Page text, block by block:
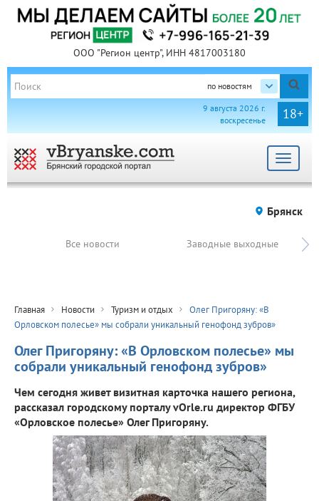
ООО "Регион центр", ИНН 4817003180
по новостям
18+
9 августа 2026 г.
воскресенье
Toggle
Брянск
Все новости Заводные выходные
Главная Новости Туризм и отдых
Олег Пригоряну: «В
Орловском полесье» мы собрали уникальный генофонд зубров»
Олег Пригоряну: «В Орловском полесье» мы
собрали уникальный генофонд зубров»
Чем сегодня живет визитная карточка нашего региона,
рассказал городскому порталу vOrle.ru директор ФГБУ
«Орловское полесье» Олег Пригоряну.